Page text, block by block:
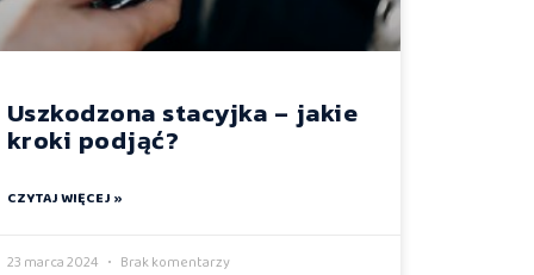
Uszkodzona stacyjka – jakie
kroki podjąć?
CZYTAJ WIĘCEJ »
23 marca 2024 Brak komentarzy